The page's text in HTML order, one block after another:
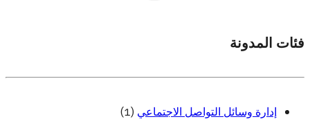
فئات المدونة
إدارة وسائل التواصل الاجتماعي (1)